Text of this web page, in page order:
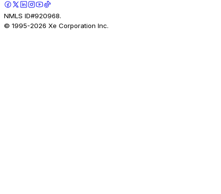
NMLS ID#920968.
© 1995-2026 Xe Corporation Inc.